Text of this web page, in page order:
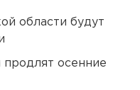
области будут
осенние